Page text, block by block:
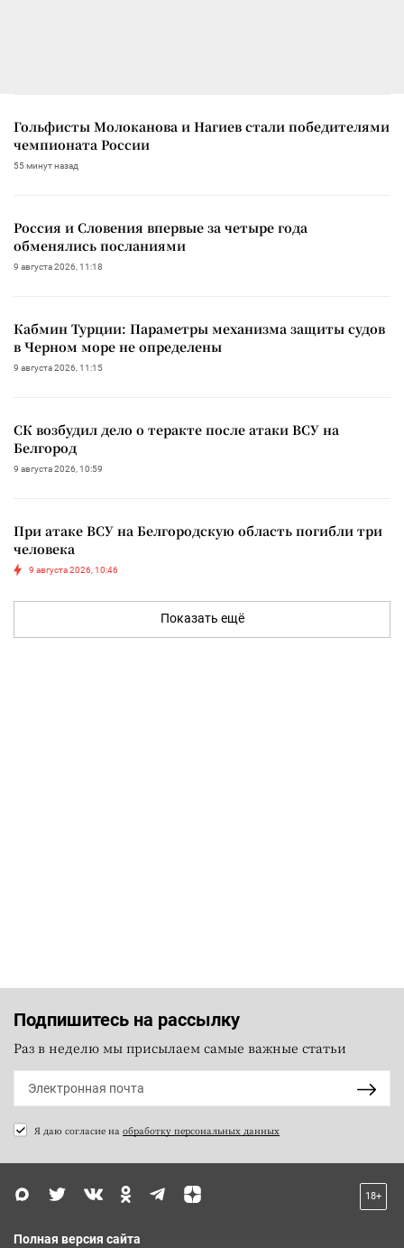
Гольфисты Молоканова и Нагиев стали победителями
чемпионата России
55 минут назад
Россия и Словения впервые за четыре года
обменялись посланиями
9 августа 2026, 11:18
Кабмин Турции: Параметры механизма защиты судов
в Черном море не определены
9 августа 2026, 11:15
СК возбудил дело о теракте после атаки ВСУ на
Белгород
9 августа 2026, 10:59
При атаке ВСУ на Белгородскую область погибли три
человека
9 августа 2026, 10:46
Показать ещё
Подпишитесь на рассылку
Раз в неделю мы присылаем самые важные статьи
Я даю согласие на обработку персональных данных
18+
Полная версия сайта